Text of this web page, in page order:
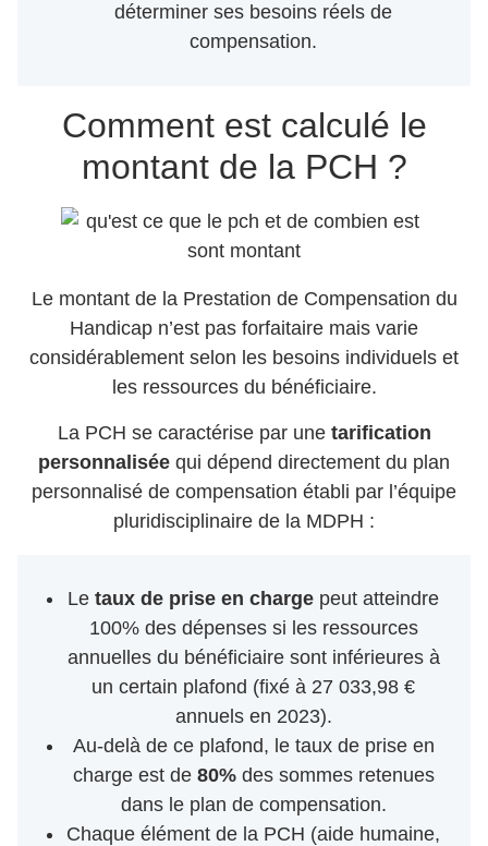
déterminer ses besoins réels de
compensation.
Comment est calculé le
montant de la PCH ?
Le montant de la Prestation de Compensation du
Handicap n’est pas forfaitaire mais varie
considérablement selon les besoins individuels et
les ressources du bénéficiaire.
La PCH se caractérise par une tarification
personnalisée qui dépend directement du plan
personnalisé de compensation établi par l’équipe
pluridisciplinaire de la MDPH :
Letaux de prise en charge peut atteindre
100% des dépenses si les ressources
annuelles du bénéficiaire sont inférieures à
un certain plafond (fixé à 27 033,98 €
annuels en 2023).
Au-delà de ce plafond, le taux de prise en
charge est de 80%des sommes retenues
dans le plan de compensation.
Chaque élément de la PCH (aide humaine,